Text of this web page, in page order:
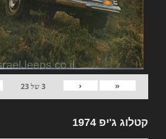
«
‹
3של23
קטלוג ג'יפ 1974